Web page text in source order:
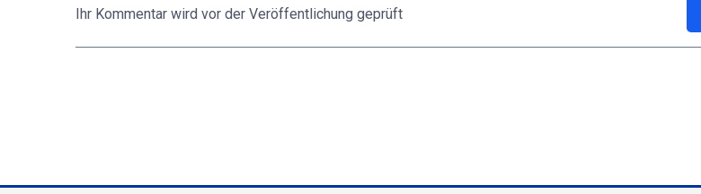
Ihr Kommentar wird vor der Veröffentlichung geprüft